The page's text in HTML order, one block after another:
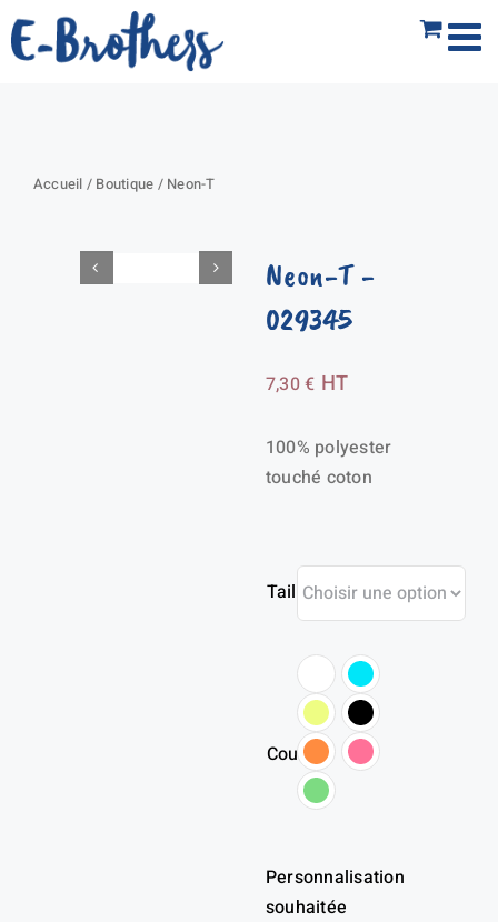
Passer
au
Accueil / Boutique / Neon-T
Neon-T-
029345
7,30€ HT
100% polyester
touché coton
Taille
Couleur
Personnalisation
souhaitée